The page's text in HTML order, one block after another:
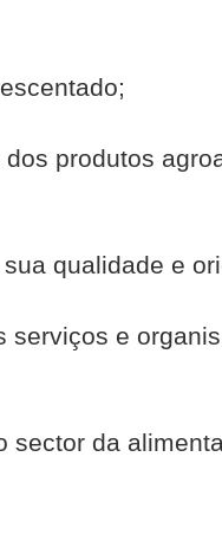
produtos
qualidade e
serviços e
sector da